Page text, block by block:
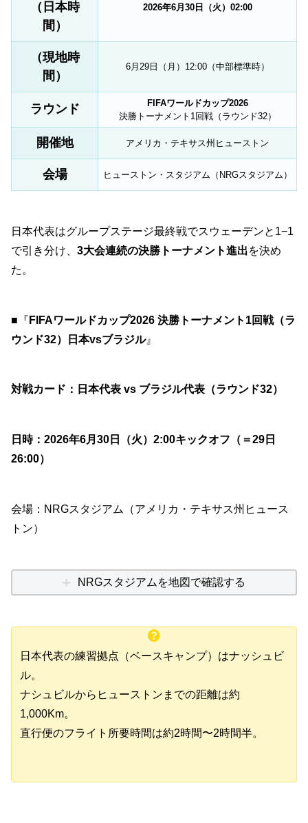
（日本時
間）
2026年6月30日（火）02:00
（現地時
間）
6月29日（月）12:00（中部標準時）
ラウンド
FIFAワールドカップ2026
決勝トーナメント1回戦（ラウンド32）
開催地 アメリカ・テキサス州ヒューストン
会場 ヒューストン・スタジアム（NRGスタジアム）
日本代表はグループステージ最終戦でスウェーデンと1−1
で引き分け、 3大会連続の決勝トーナメント進出を決め
た。
■『 FIFAワールドカップ2026 決勝トーナメント1回戦（ラ
ウンド32）日本vsブラジル』
対戦カード：日本代表 vs ブラジル代表（ラウンド32）
日時：2026年6月30日（火）2:00キックオフ（＝29日
26:00）
会場：NRGスタジアム（アメリカ・テキサス州ヒュース
トン）
NRGスタジアムを地図で確認する
日本代表の練習拠点（ベースキャンプ）はナッシュビ
ル。
ナシュビルからヒューストンまでの距離は約
1,000Km。
直行便のフライト所要時間は約2時間〜2時間半。